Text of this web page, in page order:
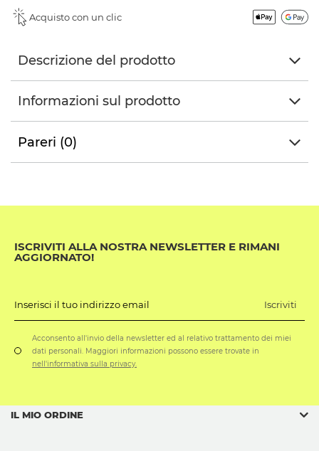
Acquisto con un clic
Descrizione del prodotto
Informazioni sul prodotto
Pareri (0)
ISCRIVITI ALLA NOSTRA NEWSLETTER E RIMANI
AGGIORNATO!
Inserisci il tuo indirizzo email Iscriviti
Acconsento all'invio della newsletter ed al relativo trattamento dei miei
dati personali. Maggiori informazioni possono essere trovate in
nell'informativa sulla privacy.
IL MIO ORDINE